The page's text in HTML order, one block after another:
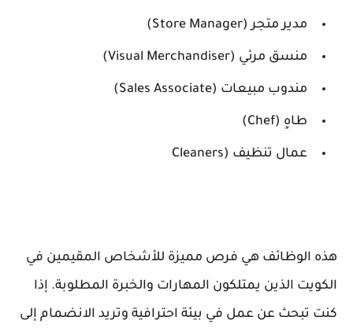
مدير متجر (Store Manager)
منسق مرئي (Visual Merchandiser)
مندوب مبيعات (Sales Associate)
طاهٍ (Chef)
عمال تنظيف (Cleaners
هذه الوظائف هي فرص مميزة للأشخاص المقيمين في
الكويت الذين يمتلكون المهارات والخبرة المطلوبة. إذا
كنت تبحث عن عمل في بيئة احترافية وتريد الانضمام إلى